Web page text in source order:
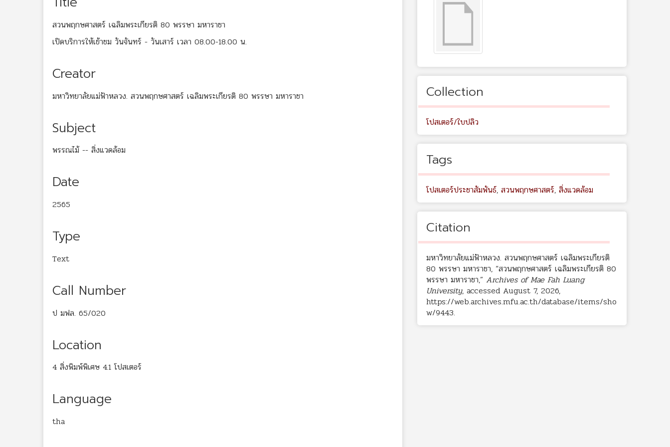
สวนพฤกษศาสตร์ เฉลิมพระเกียรติ 80 พรรษา มหาราชา
เปิดบริการให้เข้าชม วันจันทร์ - วันเสาร์ เวลา 08.00-18.00 น.
Creator
มหาวิทยาลัยแม่ฟ้าหลวง. สวนพฤกษศาสตร์ เฉลิมพระเกียรติ 80 พรรษา มหาราชา
Subject
พรรณไม้ -- สิ่งแวดล้อม
Date
2565
Type
Text
Call Number
ป มฟล. 65/020
Location
4 สิ่งพิมพ์พิเศษ 4.1 โปสเตอร์
Language
tha
Collection
โปสเตอร์/ใบปลิว
Tags
โปสเตอร์ประชาสัมพันธ์, สวนพฤกษศาสตร์, สิ่งแวดล้อม
Citation
มหาวิทยาลัยแม่ฟ้าหลวง. สวนพฤกษศาสตร์ เฉลิมพระเกียรติ
80 พรรษา มหาราชา, “สวนพฤกษศาสตร์ เฉลิมพระเกียรติ 80
พรรษา มหาราชา,” Archives of Mae Fah Luang
University, accessed August 7, 2026,
https://web.archives.mfu.ac.th/database/items/sho
w/9443.